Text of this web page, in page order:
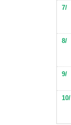
7
8
9
10